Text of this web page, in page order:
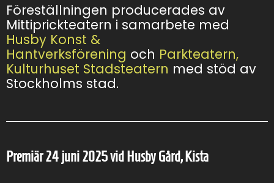
Föreställningen producerades av
Mittiprickteatern i samarbete med
Husby Konst &
Hantverksförening och Parkteatern,
Kulturhuset Stadsteatern med stöd av
Stockholms stad.
Premiär24 juni 2025 vid Husby Gård, Kista